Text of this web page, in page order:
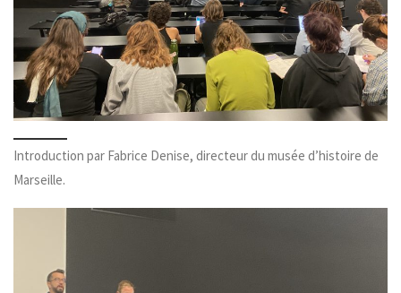
Introduction par Fabrice Denise, directeur du musée d’histoire de
Marseille.